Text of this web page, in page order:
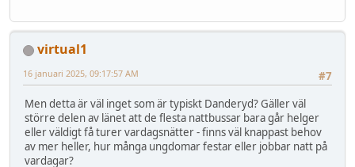
virtual1
#7
16 januari 2025, 09:17:57 AM
Men detta är väl inget som är typiskt Danderyd? Gäller väl
större delen av länet att de flesta nattbussar bara går helger
eller väldigt få turer vardagsnätter - finns väl knappast behov
av mer heller, hur många ungdomar festar eller jobbar natt på
vardagar?